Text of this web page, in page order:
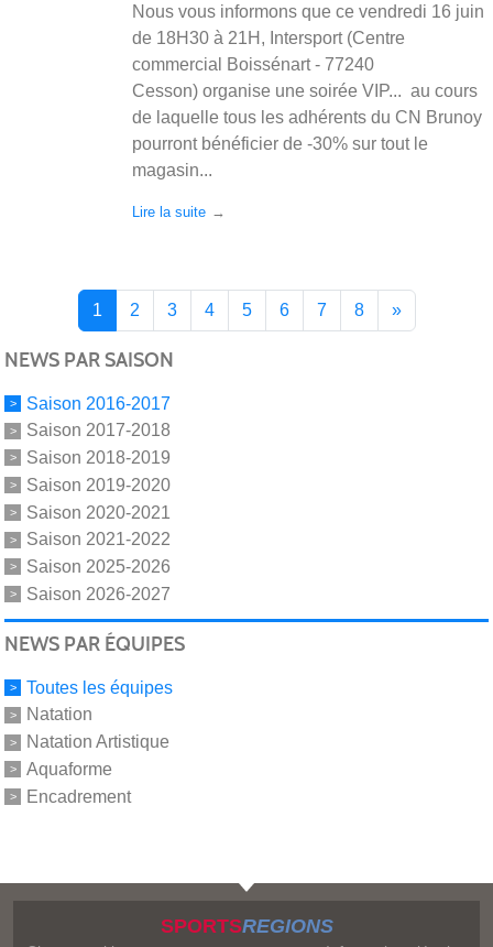
Nous vous informons que ce vendredi 16 juin
de 18H30 à 21H, Intersport (Centre
commercial Boissénart - 77240
Cesson) organise une soirée VIP... au cours
de laquelle tous les adhérents du CN Brunoy
pourront bénéficier de -30% sur tout le
magasin...
Lire la suite
1 2 3 4 5 6 7 8 »
NEWS PAR SAISON
Saison 2016-2017
Saison 2017-2018
Saison 2018-2019
Saison 2019-2020
Saison 2020-2021
Saison 2021-2022
Saison 2025-2026
Saison 2026-2027
NEWS PAR ÉQUIPES
Toutes les équipes
Natation
Natation Artistique
Aquaforme
Encadrement
SPORTSREGIONS